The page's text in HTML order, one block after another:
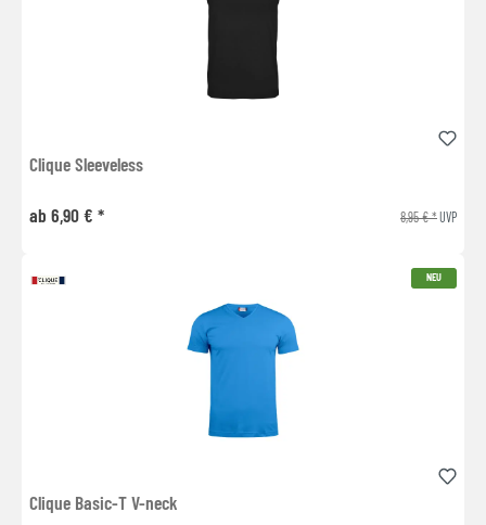
Clique Sleeveless
ab 6,90 € * 8,95 € *UVP
NEU
Clique Basic-T V-neck